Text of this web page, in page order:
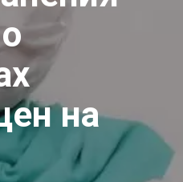
на